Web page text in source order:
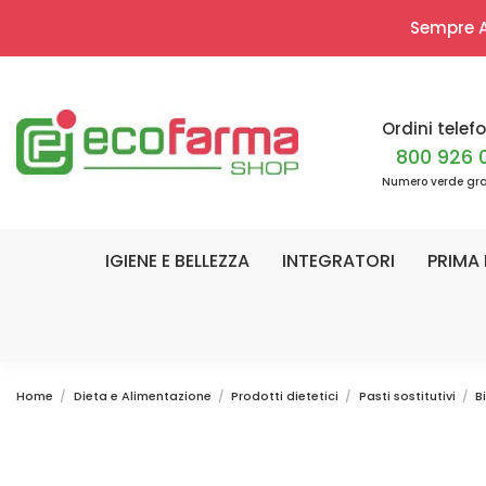
Sempre
Ordini
800 926
Numero verde
IGIENE E BELLEZZA INTEGRATORI PRIMA
Home Dieta e Alimentazione Prodotti dietetici Pasti sostitutivi